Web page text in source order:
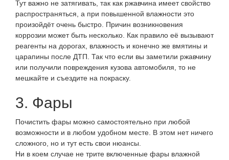
Тут важно не затягивать, так как ржавчина имеет свойство
распространяться, а при повышенной влажности это
произойдёт очень быстро. Причин возникновения
коррозии может быть несколько. Как правило её вызывают
реагенты на дорогах, влажность и конечно же вмятины и
царапины после ДТП. Так что если вы заметили ржавчину
или получили повреждения кузова автомобиля, то не
мешкайте и съездите на покраску.
3. Фары
Почистить фары можно самостоятельно при любой
возможности и в любом удобном месте. В этом нет ничего
сложного, но и тут есть свои нюансы.
Ни в коем случае не трите включенные фары влажной